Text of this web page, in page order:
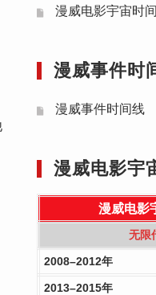
漫威电影宇宙时
漫威事件时
漫威事件时间线
漫威电影宇
漫威电影
无限
2008–2012年
2013–2015年